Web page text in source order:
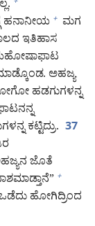
+
ಹನಾನೀಯ + ಮಗ
ಇತಿಹಾಸ
ಅಹಜ್ಯ
ಹಡಗುಗಳನ್ನ
ಕಟ್ಟಿದ್ರು. 37
ಜೊತೆ
+
ಹೋಗಿದ್ರಿಂದ